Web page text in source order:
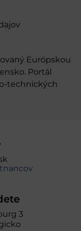
Európskou
Portál
technických
3